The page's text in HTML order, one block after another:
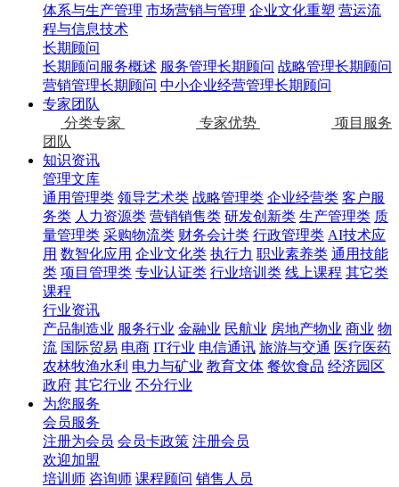
体系与生产管理 市场营销与管理 企业文化重塑 营运流
程与信息技术
长期顾问
长期顾问服务概述 服务管理长期顾问 战略管理长期顾问
营销管理长期顾问 中小企业经营管理长期顾问
专家团队
分类专家
专家优势
项目服务
团队
知识资讯
管理文库
通用管理类 领导艺术类 战略管理类 企业经营类 客户服
务类 人力资源类 营销销售类 研发创新类 生产管理类 质
量管理类 采购物流类 财务会计类 行政管理类 AI技术应
用 数智化应用 企业文化类 执行力 职业素养类 通用技能
类 项目管理类 专业认证类 行业培训类 线上课程 其它类
课程
行业资讯
产品制造业 服务行业 金融业 民航业 房地产物业 商业 物
流 国际贸易 电商 IT行业 电信通讯 旅游与交通 医疗医药
农林牧渔水利 电力与矿业 教育文体 餐饮食品 经济园区
政府 其它行业 不分行业
为您服务
会员服务
注册为会员 会员卡政策 注册会员
欢迎加盟
培训师 咨询师 课程顾问 销售人员